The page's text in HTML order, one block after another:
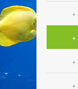
+
+
+
+